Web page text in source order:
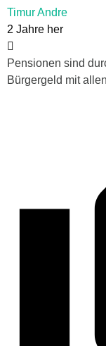
Timur Andre
2 Jahre her
Pensionen sind
Bürgergeld mit